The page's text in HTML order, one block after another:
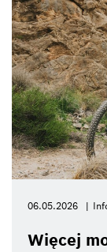
06.05.2026
Więcej